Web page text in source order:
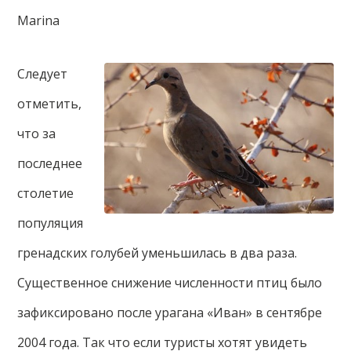
Marina
Следует
отметить,
что за
последнее
столетие
популяция
гренадских голубей уменьшилась в два раза.
Существенное снижение численности птиц было
зафиксировано после урагана «Иван» в сентябре
2004 года. Так что если туристы хотят увидеть